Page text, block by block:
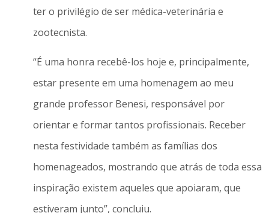
ter o privilégio de ser médica-veterinária e
zootecnista.
“É uma honra recebê-los hoje e, principalmente,
estar presente em uma homenagem ao meu
grande professor Benesi, responsável por
orientar e formar tantos profissionais. Receber
nesta festividade também as famílias dos
homenageados, mostrando que atrás de toda essa
inspiração existem aqueles que apoiaram, que
estiveram junto”, concluiu.